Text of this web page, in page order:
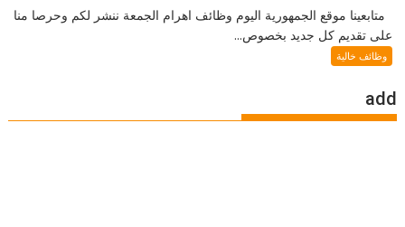
متابعينا موقع الجمهورية اليوم وظائف اهرام الجمعة ننشر لكم وحرصا منا
على تقديم كل جديد بخصوص...
وظائف خالية
add